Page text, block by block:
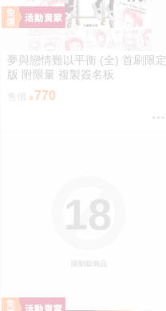
夢與戀情難以平衡 (全) 首刷限定
版 附限量 複製簽名板
售價 770
限制級商品
18